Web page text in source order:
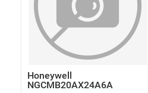
Honeywell
NGCMB20AX24A6A